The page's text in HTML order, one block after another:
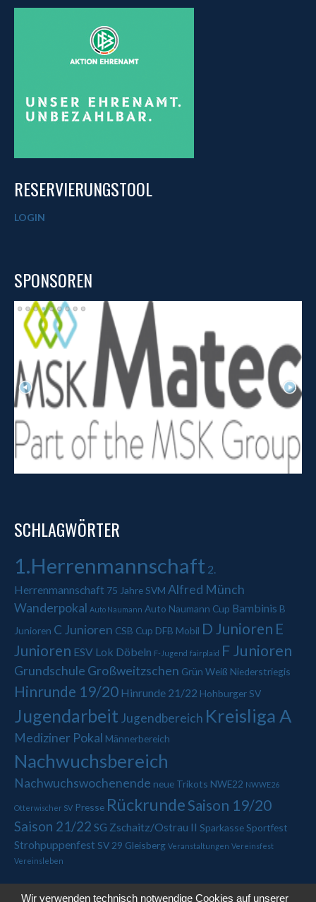
RESERVIERUNGSTOOL
LOGIN
SPONSOREN
SCHLAGWÖRTER
1.Herrenmannschaft 2.
Herrenmannschaft 75 Jahre SVM Alfred Münch
Wanderpokal Auto Naumann Auto Naumann Cup Bambinis B
Junioren C Junioren CSB Cup DFB Mobil D Junioren E
Junioren ESV Lok Döbeln F-Jugend fairplaid F Junioren
Grundschule Großweitzschen Grün Weiß Niederstriegis
Hinrunde 19/20 Hinrunde 21/22 Hohburger SV
Jugendarbeit Jugendbereich Kreisliga A
Mediziner Pokal Männerbereich
Nachwuchsbereich
Nachwuchswochenende neue Trikots NWE22 NWWE26
Otterwischer SV Presse Rückrunde Saison 19/20
Saison 21/22 SG Zschaitz/Ostrau II SparkasseSportfest
Strohpuppenfest SV 29 Gleisberg Veranstaltungen Vereinsfest
Vereinsleben
Wir verwenden technisch notwendige Cookies auf unserer